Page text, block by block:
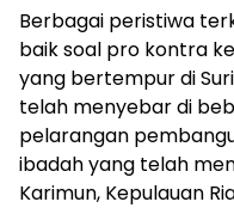
Berbagai peristiwa
baik soal pro kontra
yang bertempur di
telah menyebar di
pelarangan
ibadah yang telah
Karimun, Kepulauan